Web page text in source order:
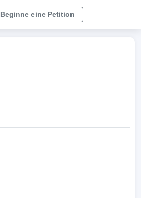
Beginne eine Petition